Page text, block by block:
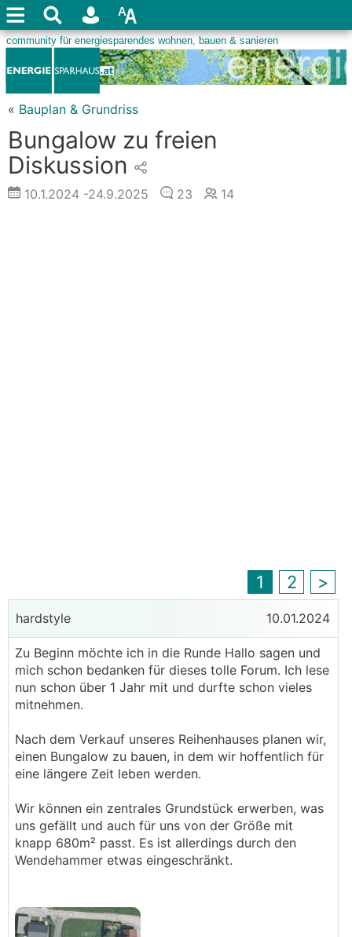
« Bauplan & Grundriss
Bungalow zu freien
Diskussion
10.1.2024 -24.9.2025 23 14
1 2 >
hardstyle 10.01.2024
Zu Beginn möchte ich in die Runde Hallo sagen und
mich schon bedanken für dieses tolle Forum. Ich lese
nun schon über 1 Jahr mit und durfte schon vieles
mitnehmen.
Nach dem Verkauf unseres Reihenhauses planen wir,
einen Bungalow zu bauen, in dem wir hoffentlich für
eine längere Zeit leben werden.
Wir können ein zentrales Grundstück erwerben, was
uns gefällt und auch für uns von der Größe mit
knapp 680m² passt. Es ist allerdings durch den
Wendehammer etwas eingeschränkt.